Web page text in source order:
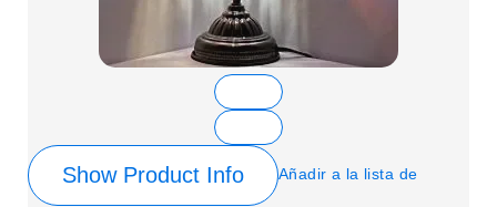
Show Product Info Añadir a la lista de